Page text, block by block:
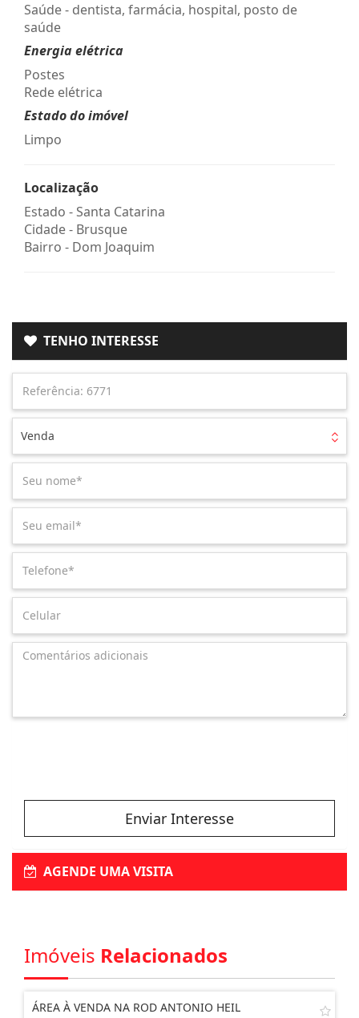
Saúde - dentista, farmácia, hospital, posto de
saúde
Energia elétrica
Postes
Rede elétrica
Estado do imóvel
Limpo
Localização
Estado -Santa Catarina
Cidade - Brusque
Bairro - Dom Joaquim
TENHO INTERESSE
Venda
Enviar Interesse
AGENDE UMA VISITA
Imóveis Relacionados
ÁREA À VENDA NA ROD ANTONIO HEIL